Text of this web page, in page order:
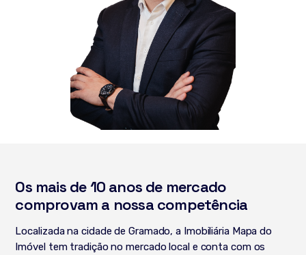
Os mais de 10 anos de mercado
comprovam a nossa competência
Localizada na cidade de Gramado, a Imobiliária Mapa do
Imóvel tem tradição no mercado local e conta com os